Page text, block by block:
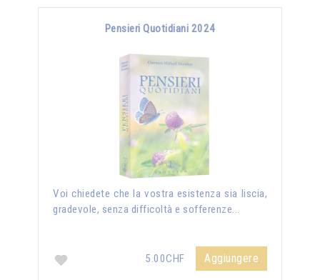
Pensieri Quotidiani 2024
Voi chiedete che la vostra esistenza sia liscia,
gradevole, senza difficoltà e sofferenze...
5.00CHF Aggiungere